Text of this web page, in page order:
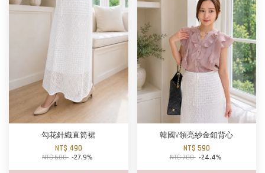
勾花針織直筒裙
NT$ 490
NT$ 680 -27.9%
韓國V領亮紗金釦背心
NT$ 590
NT$ 780 -24.4%